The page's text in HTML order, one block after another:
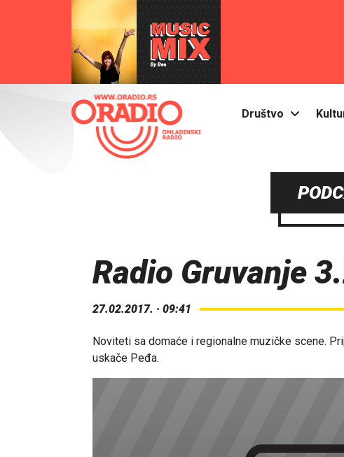
Društvo
Radio Gruvanje
27.02.2017. · 09:41
Noviteti sa domaće i regionalne muzičke scene.
uskače Peđa.